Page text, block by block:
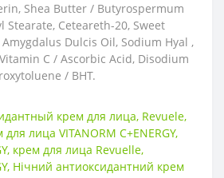
Shea Butter / Butyrospermum
Stearate, Ceteareth-20, Sweet
Dulcis Oil, Sodium Hyal ,
C / Ascorbic Acid, Disodium
/ BHT.
крем для лица, Revuele,
для лица VITANORM C+ENERGY,
, крем для лица Revuelle,
, Нічний антиоксидантний крем